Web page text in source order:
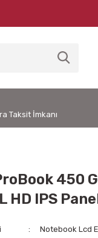
Taksit İmkanı
450
HD IPS
Notebook Lcd